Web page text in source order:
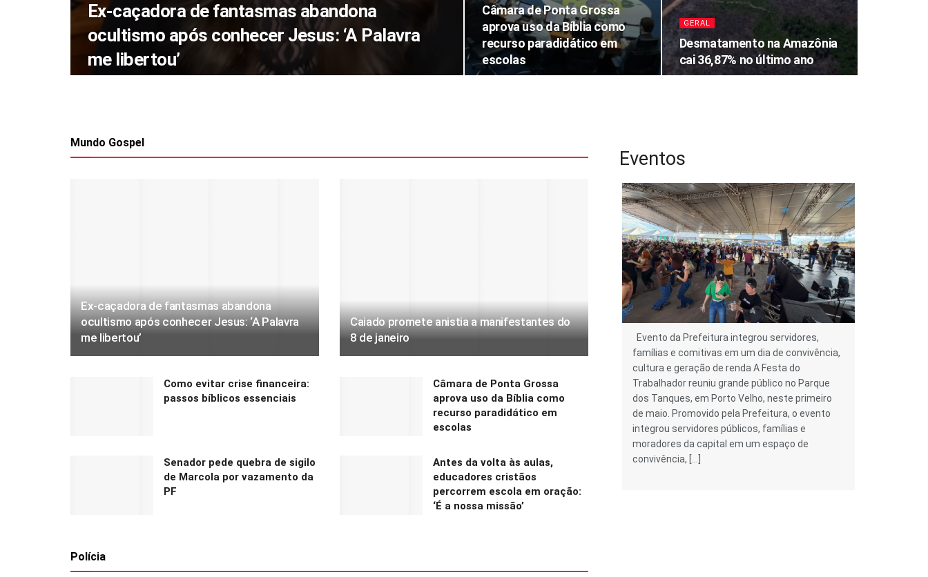
Ex-caçadora de fantasmas abandona
ocultismo após conhecer Jesus: ‘A Palavra
me libertou’
Câmara de Ponta Grossa
aprova uso da Bíblia como
recurso paradidático em
escolas
GERAL
Desmatamento na Amazônia
cai 36,87% no último ano
Mundo Gospel
Ex-caçadora de fantasmas abandona
ocultismo após conhecer Jesus: ‘A Palavra
me libertou’
Caiado promete anistia a manifestantes do
8 de janeiro
Como evitar crise financeira:
passos bíblicos essenciais
Câmara de Ponta Grossa
aprova uso da Bíblia como
recurso paradidático em
escolas
Senador pede quebra de sigilo
de Marcola por vazamento da
PF
Antes da volta às aulas,
educadores cristãos
percorrem escola em oração:
‘É a nossa missão’
Polícia
Eventos
Evento da Prefeitura integrou servidores,
famílias e comitivas em um dia de convivência,
cultura e geração de renda A Festa do
Trabalhador reuniu grande público no Parque
dos Tanques, em Porto Velho, neste primeiro
de maio. Promovido pela Prefeitura, o evento
integrou servidores públicos, famílias e
moradores da capital em um espaço de
convivência, […]